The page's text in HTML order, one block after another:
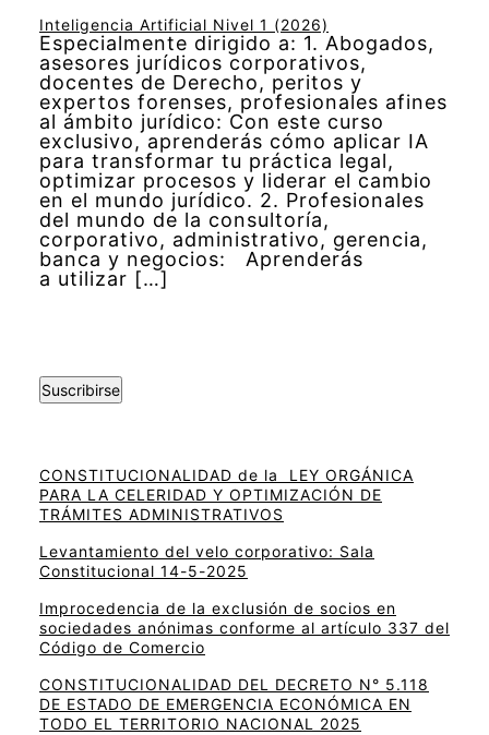
Inteligencia Artificial Nivel 1 (2026)
Especialmente dirigido a: 1. Abogados,
asesores jurídicos corporativos,
docentes de Derecho, peritos y
expertos forenses, profesionales afines
al ámbito jurídico: Con este curso
exclusivo, aprenderás cómo aplicar IA
para transformar tu práctica legal,
optimizar procesos y liderar el cambio
en el mundo jurídico. 2. Profesionales
del mundo de la consultoría,
corporativo, administrativo, gerencia,
banca y negocios: Aprenderás
a utilizar […]
Suscribirse
CONSTITUCIONALIDAD de la LEY ORGÁNICA
PARA LA CELERIDAD Y OPTIMIZACIÓN DE
TRÁMITES ADMINISTRATIVOS
Levantamiento del velo corporativo: Sala
Constitucional 14-5-2025
Improcedencia de la exclusión de socios en
sociedades anónimas conforme al artículo 337 del
Código de Comercio
CONSTITUCIONALIDAD DEL DECRETO N° 5.118
DE ESTADO DE EMERGENCIA ECONÓMICA EN
TODO EL TERRITORIO NACIONAL 2025